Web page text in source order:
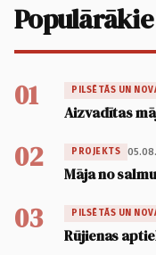
Populārākie
01 PILSĒTĀS UN
Aizvadītas
02 PROJEKTS
Māja no
03 PILSĒTĀS UN
Rūjienas